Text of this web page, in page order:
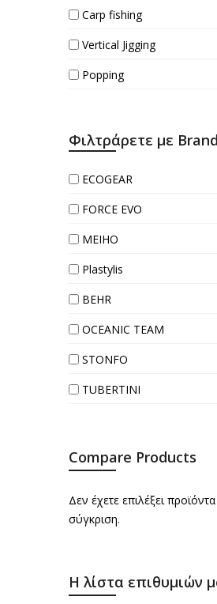
Carp fishing
Vertical Jigging
Popping
Φιλτράρετε με Brand
ECOGEAR
FORCE EVO
MEIHO
Plastylis
BEHR
OCEANIC TEAM
STONFO
TUBERTINI
Compare Products
Δεν έχετε επιλέξει
σύγκριση.
Η λίστα επιθυμιών